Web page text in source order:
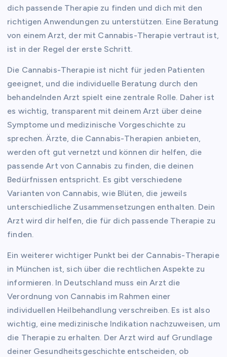
dich passende Therapie zu finden und dich mit den
richtigen Anwendungen zu unterstützen. Eine Beratung
von einem Arzt, der mit Cannabis-Therapie vertraut ist,
ist in der Regel der erste Schritt.
Die Cannabis-Therapie ist nicht für jeden Patienten
geeignet, und die individuelle Beratung durch den
behandelnden Arzt spielt eine zentrale Rolle. Daher ist
es wichtig, transparent mit deinem Arzt über deine
Symptome und medizinische Vorgeschichte zu
sprechen. Ärzte, die Cannabis-Therapien anbieten,
werden oft gut vernetzt und können dir helfen, die
passende Art von Cannabis zu finden, die deinen
Bedürfnissen entspricht. Es gibt verschiedene
Varianten von Cannabis, wie Blüten, die jeweils
unterschiedliche Zusammensetzungen enthalten. Dein
Arzt wird dir helfen, die für dich passende Therapie zu
finden.
Ein weiterer wichtiger Punkt bei der Cannabis-Therapie
in München ist, sich über die rechtlichen Aspekte zu
informieren. In Deutschland muss ein Arzt die
Verordnung von Cannabis im Rahmen einer
individuellen Heilbehandlung verschreiben. Es ist also
wichtig, eine medizinische Indikation nachzuweisen, um
die Therapie zu erhalten. Der Arzt wird auf Grundlage
deiner Gesundheitsgeschichte entscheiden, ob